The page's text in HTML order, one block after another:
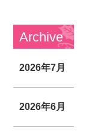
Archive
2026年7月
2026年6月